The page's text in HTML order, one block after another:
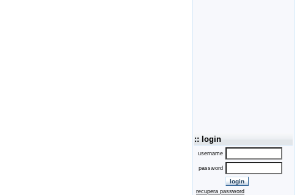
:: login
username
password
recupera password